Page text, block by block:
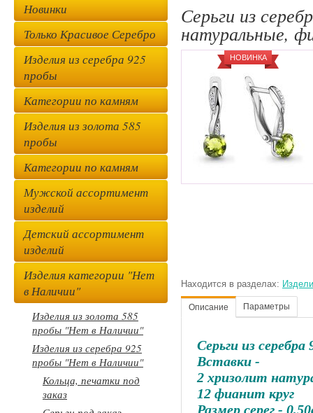
Серьги из
натуральные,
НОВИНКА
Находится в разделах:
Описание Параметры
Серьги из
Вставки -
2 хризолит
12 фианит круг
Размер серег -
Новинки
Только Красивое Серебро
Изделия из серебра 925
пробы
Категории по камням
Изделия из золота 585
пробы
Категории по камням
Мужской ассортимент
изделий
Детский ассортимент
изделий
Изделия категории "Нет
в Наличии"
Изделия из золота 585
пробы "Нет в Наличии"
Изделия из серебра 925
пробы "Нет в Наличии"
Кольца, печатки под
заказ